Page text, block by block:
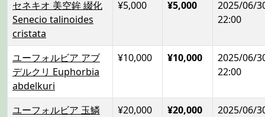
セネキオ 美空鉾 綴化
Senecio talinoides
cristata
¥5,000 ¥5,000
2025/06/
22:00
ユーフォルビア アブ
デルクリ Euphorbia
abdelkuri
¥10,000 ¥10,000
2025/06/
22:00
ユーフォルビア 玉鱗
¥20,000 ¥20,000
2025/06/